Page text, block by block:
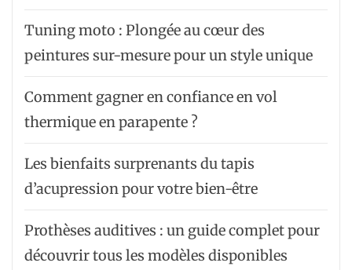
Tuning moto : Plongée au cœur des
peintures sur-mesure pour un style unique
Comment gagner en confiance en vol
thermique en parapente ?
Les bienfaits surprenants du tapis
d’acupression pour votre bien-être
Prothèses auditives : un guide complet pour
découvrir tous les modèles disponibles